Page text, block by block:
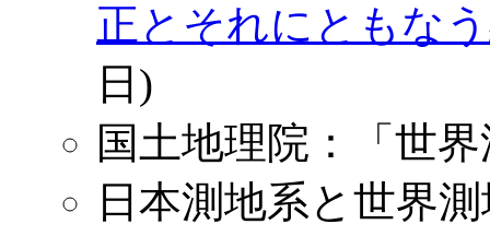
正とそれにともな
日)
国土地理院：「世
日本測地系と世界